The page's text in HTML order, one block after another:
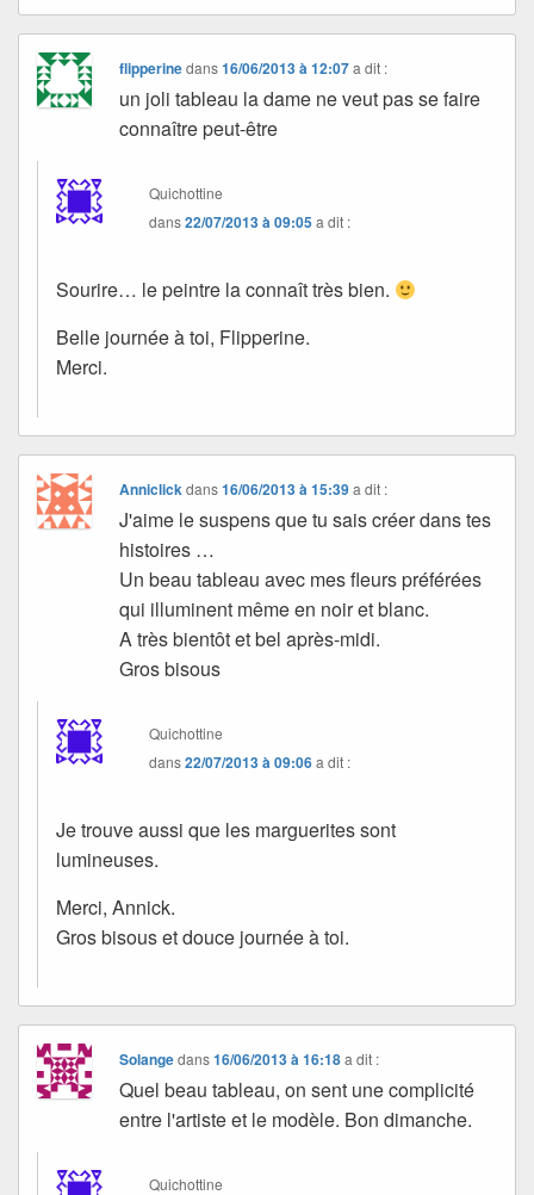
flipperinedans16/06/2013 à 12:07 a dit :
un joli tableau la dame ne veut pas se faire
connaître peut-être
Quichottine
dans22/07/2013 à 09:05a dit :
Sourire… le peintre la connaît très bien.
Belle journée à toi, Flipperine.
Merci.
Anniclickdans16/06/2013 à 15:39 a dit :
J'aime le suspens que tu sais créer dans tes
histoires …
Un beau tableau avec mes fleurs préférées
qui illuminent même en noir et blanc.
A très bientôt et bel après-midi.
Gros bisous
Quichottine
dans22/07/2013 à 09:06a dit :
Je trouve aussi que les marguerites sont
lumineuses.
Merci, Annick.
Gros bisous et douce journée à toi.
Solangedans16/06/2013 à 16:18 a dit :
Quel beau tableau, on sent une complicité
entre l'artiste et le modèle. Bon dimanche.
Quichottine